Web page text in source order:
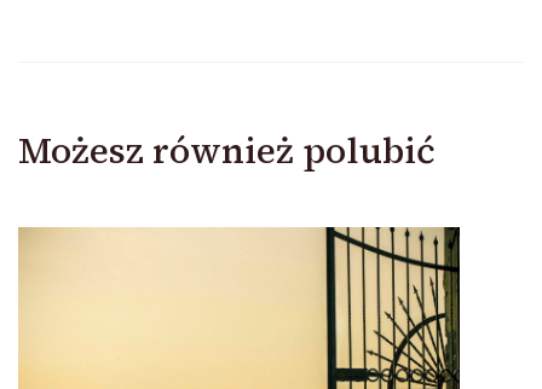
Możesz również polubić